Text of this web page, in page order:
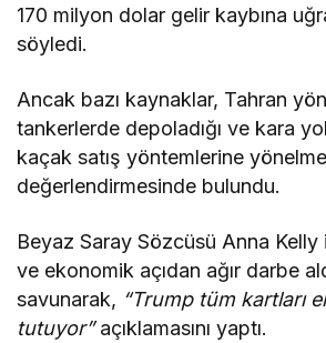
170 milyon dolar gelir kaybına
söyledi.
Ancak bazı kaynaklar, Tahran
tankerlerde depoladığı ve kara
kaçak satış yöntemlerine
değerlendirmesinde bulundu.
Beyaz Saray Sözcüsü Anna Kelly
ve ekonomik açıdan ağır darbe
savunarak, “Trump tüm kartları
tutuyor”açıklamasını yaptı.